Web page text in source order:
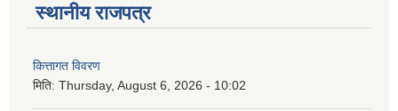
स्थानीय राजपत्र
कित्तागत विवरण
मिति: Thursday, August 6, 2026 - 10:02